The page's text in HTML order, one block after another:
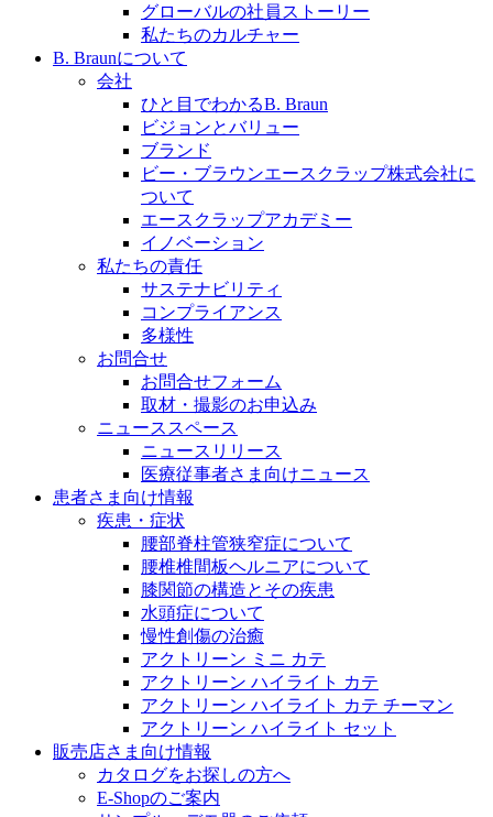
お問合せ先、価格情報、E-Shopのご案内など販売店さ
ま向けの情報スペースです。
お問合せフォームより、ご質問をお送りください。
グローバルの社員ストーリー
私たちのカルチャー
B. Braunについて
会社
ひと目でわかるB. Braun
ビジョンとバリュー
ブランド
ビー・ブラウンエースクラップ株式会社に
ついて
エースクラップアカデミー
イノベーション
私たちの責任
サステナビリティ
コンプライアンス
多様性
お問合せ
お問合せフォーム
取材・撮影のお申込み
ニューススペース
ニュースリリース
医療従事者さま向けニュース
患者さま向け情報
疾患・症状
腰部脊柱管狭窄症について
腰椎椎間板ヘルニアについて
膝関節の構造とその疾患
水頭症について
慢性創傷の治癒
アクトリーン ミニ カテ
アクトリーン ハイライト カテ
アクトリーン ハイライト カテ チーマン
アクトリーン ハイライト セット
販売店さま向け情報
カタログをお探しの方へ
E-Shopのご案内